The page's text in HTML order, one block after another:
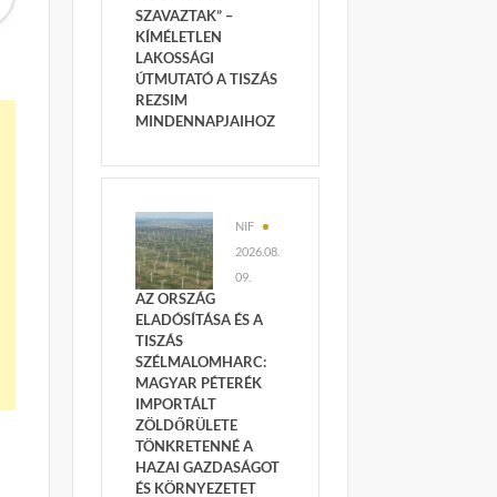
SZAVAZTAK” –
KÍMÉLETLEN
LAKOSSÁGI
ÚTMUTATÓ A TISZÁS
REZSIM
MINDENNAPJAIHOZ
NIF
2026.08.
09.
AZ ORSZÁG
ELADÓSÍTÁSA ÉS A
TISZÁS
SZÉLMALOMHARC:
MAGYAR PÉTERÉK
IMPORTÁLT
ZÖLDŐRÜLETE
TÖNKRETENNÉ A
HAZAI GAZDASÁGOT
ÉS KÖRNYEZETET